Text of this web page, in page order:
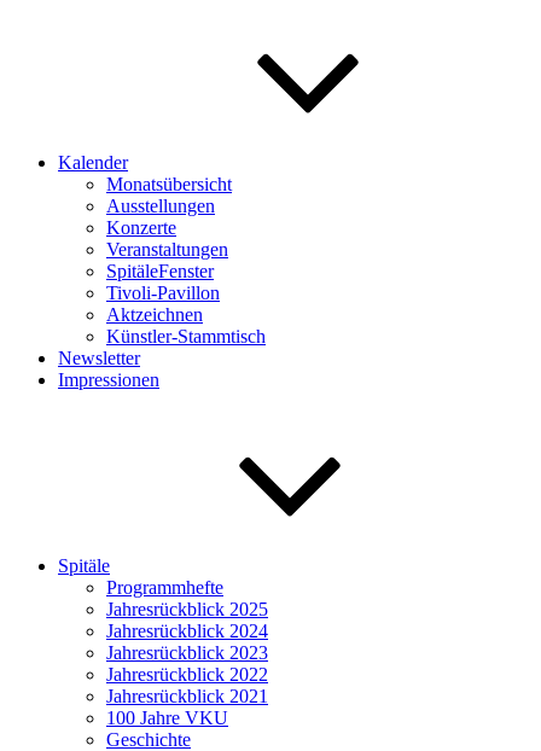
Kalender
Monatsübersicht
Ausstellungen
Konzerte
Veranstaltungen
SpitäleFenster
Tivoli-Pavillon
Aktzeichnen
Künstler-Stammtisch
Newsletter
Impressionen
Spitäle
Programmhefte
Jahresrückblick 2025
Jahresrückblick 2024
Jahresrückblick 2023
Jahresrückblick 2022
Jahresrückblick 2021
100 Jahre VKU
Geschichte